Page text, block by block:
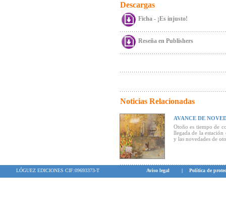
Descargas
Ficha - ¡Es injusto!
Reseña en Publishers
Noticias Relacionadas
AVANCE DE
Otoño es tiempo de
llegada de la
y las novedades de
LÓGUEZ EDICIONES CIF:09693373-T Aviso legal | Política de